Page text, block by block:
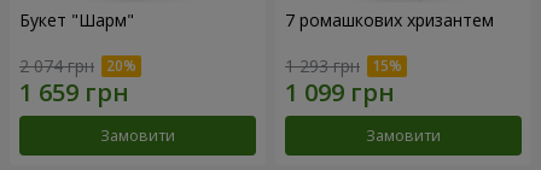
Букет "Шарм"
2 074 грн
Замовити
7 ромашкових хризантем
1 293 грн
Замовити